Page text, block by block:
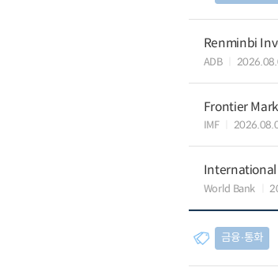
Renminbi
ADB
Frontier
IMF
International
World Bank
금융∙통화